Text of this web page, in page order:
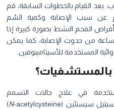
القيام بالخطوات السابقة، قم
عن سبب الإصابة وكمية السُم
الفحم النشط بصورة كبيرة إذا
من حدوث الإصابة، كما يمكن
المستخدمة للأسيتامينوفين.
بالمستشفيات؟
في علاج حالات التسمم
سيستئين (
N
-acetylcysteine)